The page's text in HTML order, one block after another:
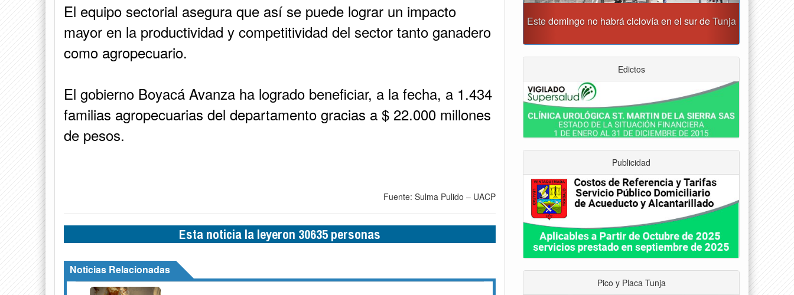
El equipo sectorial asegura que así se puede lograr un impacto
mayor en la productividad y competitividad del sector tanto ganadero
como agropecuario.
El gobierno Boyacá Avanza ha logrado beneficiar, a la fecha, a 1.434
familias agropecuarias del departamento gracias a $ 22.000 millones
de pesos.
Fuente: Sulma Pulido – UACP
Esta noticia la leyeron 30635 personas
Noticias Relacionadas
Reporte del tiempo en Boyacá para el jueves
Edictos
Publicidad
Pico y Placa Tunja